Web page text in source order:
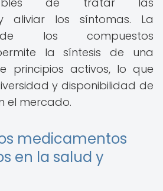
aliviar los síntomas. La
los compuestos
la síntesis de una
principios activos, lo que
y disponibilidad de
el mercado.
medicamentos
en la salud y